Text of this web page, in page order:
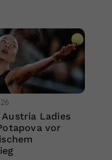
Austria Ladies
vor